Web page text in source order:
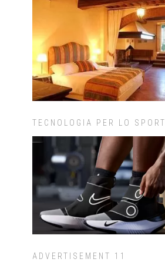
TECNOLOGIA PER LO SPORT
ADVERTISEMENT 11